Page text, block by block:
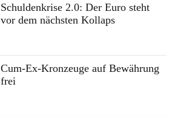
Schuldenkrise 2.0: Der Euro steht
vor dem nächsten Kollaps
Cum-Ex-Kronzeuge auf Bewährung
frei